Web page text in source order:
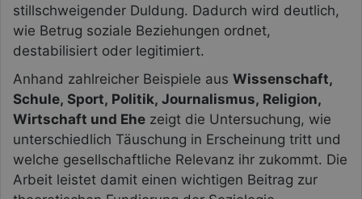
stillschweigender Duldung. Dadurch wird deutlich,
wie Betrug soziale Beziehungen ordnet,
destabilisiert oder legitimiert.
Anhand zahlreicher Beispiele aus Wissenschaft,
Schule, Sport, Politik, Journalismus, Religion,
Wirtschaft und Ehe zeigt die Untersuchung, wie
unterschiedlich Täuschung in Erscheinung tritt und
welche gesellschaftliche Relevanz ihr zukommt. Die
Arbeit leistet damit einen wichtigen Beitrag zur